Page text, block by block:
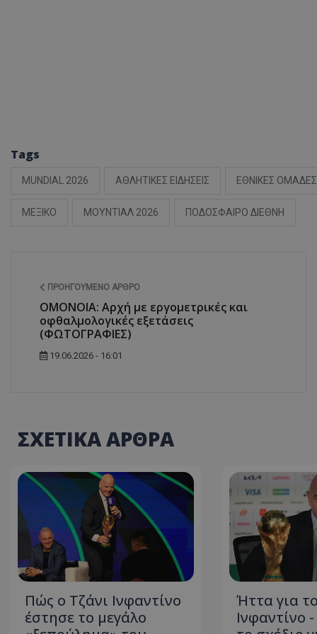
Tags
MUNDIAL 2026 ΑΘΛΗΤΙΚΕΣ ΕΙΔΗΣΕΙΣ ΕΘΝΙΚΕΣ ΟΜΑΔΕΣ
ΜΕΞΙΚΟ ΜΟΥΝΤΙΑΛ 2026 ΠΟΔΟΣΦΑΙΡΟ ΔΙΕΘΝΗ
ΠΡΟΗΓΟΎΜΕΝΟ ΆΡΘΡΟ
ΟΜΟΝΟΙΑ: Αρχή με εργομετρικές και
οφθαλμολογικές εξετάσεις
(ΦΩΤΟΓΡΑΦΙΕΣ)
19.06.2026 - 16:01
ΣΧΕΤΙΚΑ ΑΡΘΡΑ
Πώς ο Τζάνι Ινφαντίνο
έστησε το μεγάλο
Ήττα για
Ινφαντίνο